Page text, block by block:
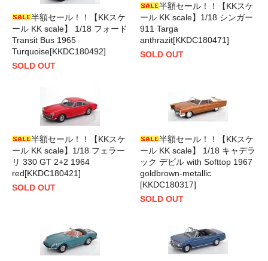
半額セール！！【KKスケ
ール KK scale】 1/18 フォード
Transit Bus 1965
Turquoise[KKDC180492]
SOLD OUT
半額セール！！【KKスケ
ール KK scale】1/18 シンガー
911 Targa
anthrazit[KKDC180471]
SOLD OUT
半額セール！！【KKスケ
ール KK scale】1/18 フェラー
リ 330 GT 2+2 1964
red[KKDC180421]
SOLD OUT
半額セール！！【KKスケ
ール KK scale】 1/18 キャデラ
ック デビル with Softtop 1967
goldbrown-metallic
[KKDC180317]
SOLD OUT